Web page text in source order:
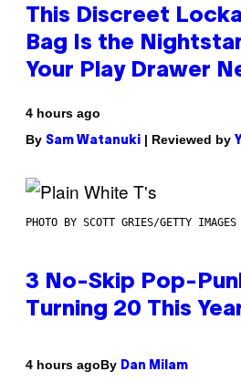
This Discreet
Bag Is the
Your Play Drawer
4 hours ago
By Sam Watanuki | Reviewed by
PHOTO BY SCOTT GRIES/GETTY IMAGES
3 No-Skip Pop-
Turning 20 This
4 hours agoBy Dan Milam